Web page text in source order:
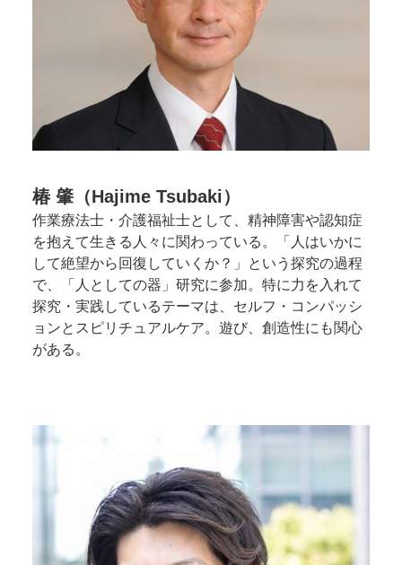
椿 肇（Hajime Tsubaki）
作業療法士・介護福祉士として、精神障害や認知症
を抱えて生きる人々に関わっている。「人はいかに
して絶望から回復していくか？」という探究の過程
で、「人としての器」研究に参加。特に力を入れて
探究・実践しているテーマは、セルフ・コンパッシ
ョンとスピリチュアルケア。遊び、創造性にも関心
がある。